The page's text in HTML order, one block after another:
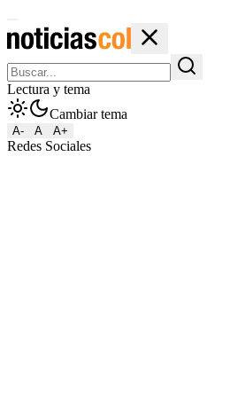
Lectura y tema
Cambiar tema
A- A A+
Redes Sociales